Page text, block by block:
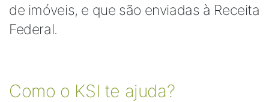
de imóveis, e que são enviadas à Receita
Federal.
Como o KSI te ajuda?